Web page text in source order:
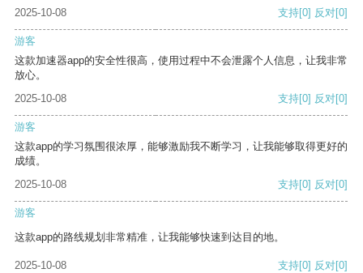
2025-10-08
支持[0] 反对[0]
游客
这款加速器app的安全性很高，使用过程中不会泄露个人信息，让我非常
放心。
2025-10-08
支持[0] 反对[0]
游客
这款app的学习氛围很浓厚，能够激励我不断学习，让我能够取得更好的
成绩。
2025-10-08
支持[0] 反对[0]
游客
这款app的路线规划非常精准，让我能够快速到达目的地。
2025-10-08 支持[0] 反对[0]